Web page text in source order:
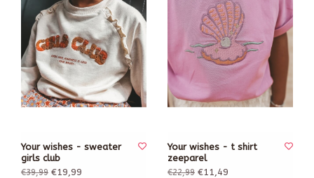
Your wishes - sweater
girls club
€39,99 €19,99
Your wishes - t shirt
zeeparel
€22,99 €11,49